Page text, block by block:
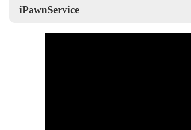
iPawnService